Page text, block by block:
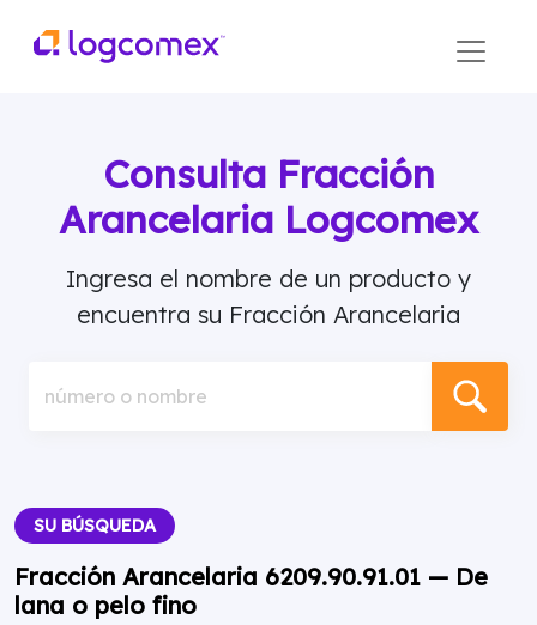
Consulta Fracción
Arancelaria Logcomex
Ingresa el nombre de un producto y
encuentra su Fracción Arancelaria
número o nombre
SU BÚSQUEDA
Fracción Arancelaria 6209.90.91.01 — De
lana o pelo fino